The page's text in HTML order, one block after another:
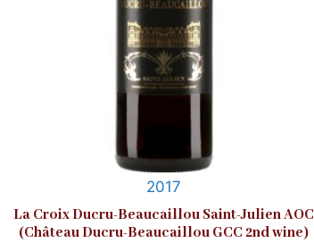
2017
La Croix Ducru-Beaucaillou Saint-Julien AOC
(Château Ducru-Beaucaillou GCC 2nd wine)